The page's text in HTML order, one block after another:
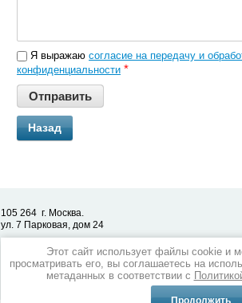
Я выражаю согласие на передачу и
конфиденциальности *
Назад
105 264 г. Москва.
ул. 7 Парковая, дом 24
Этот сайт использует файлы cookie и
просматривать его, вы соглашаетесь на
метаданных в соответствии с
Продолжить